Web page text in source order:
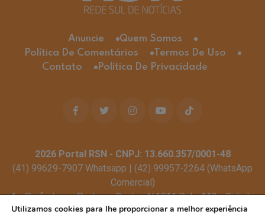
Anuncie
Quem Somos
Política De Comentários
Termos De Uso
Contato
Política De Privacidade
2026Portal RSN - CNPJ: 13.660.357/0001-48
(41) 99629-7907 Whatsapp | (42) 99957-2264 (WhatsApp
Comercial)
Av. Profa. Laura Pacheco Bastos N:1011 Sala: 112 - Cidade
dos Lagos, Guarapuava - PR, 85053-525
Utilizamos cookies para lhe proporcionar a melhor experiência